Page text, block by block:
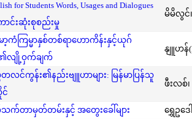
for Students Words, Usages and Dialogues
င်းဆုံးစုစည်းမှု
မိမိလွင်၊
မာ့ကံကြမ္မာနှစ်တစ်ရာဟောကိန်းနှင့်ယုဂ်
၏လျို့ဝှက်ချက်
နျူဟန်
တလင်ကွန်း၏နည်းဗျူဟာများ: မြန်မာပြန်သူ
င်
ဖီးလစ်
က်တာမှတ်တမ်းနှင့် အတွေးခေါ်များ
ရွှေဥဒေ